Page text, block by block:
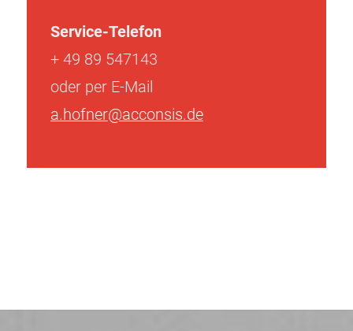
Service-Telefon
+ 49 89 547143
oder per E-Mail
a.hofner@acconsis.de